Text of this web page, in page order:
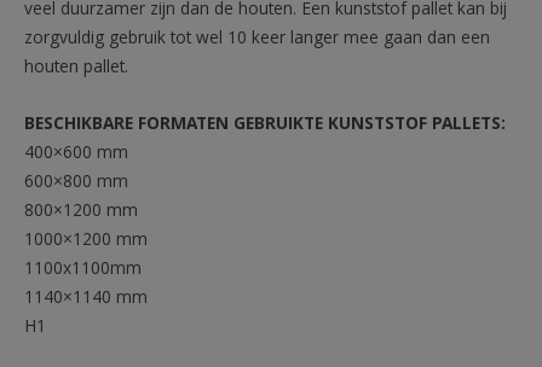
veel duurzamer zijn dan de houten. Een kunststof pallet kan bij
zorgvuldig gebruik tot wel 10 keer langer mee gaan dan een
houten pallet.
BESCHIKBARE FORMATEN GEBRUIKTE KUNSTSTOF PALLETS:
400×600 mm
600×800 mm
800×1200 mm
1000×1200 mm
1100x1100mm
1140×1140 mm
H1